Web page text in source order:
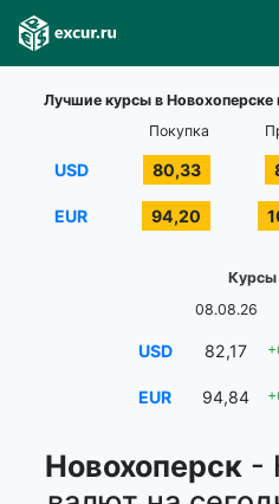
Новохоперск -
Лучшие курсы в Новохоперске
Покупка
USD 80,33
EUR 94,20
08.08.26
USD 82,17
EUR 94,84